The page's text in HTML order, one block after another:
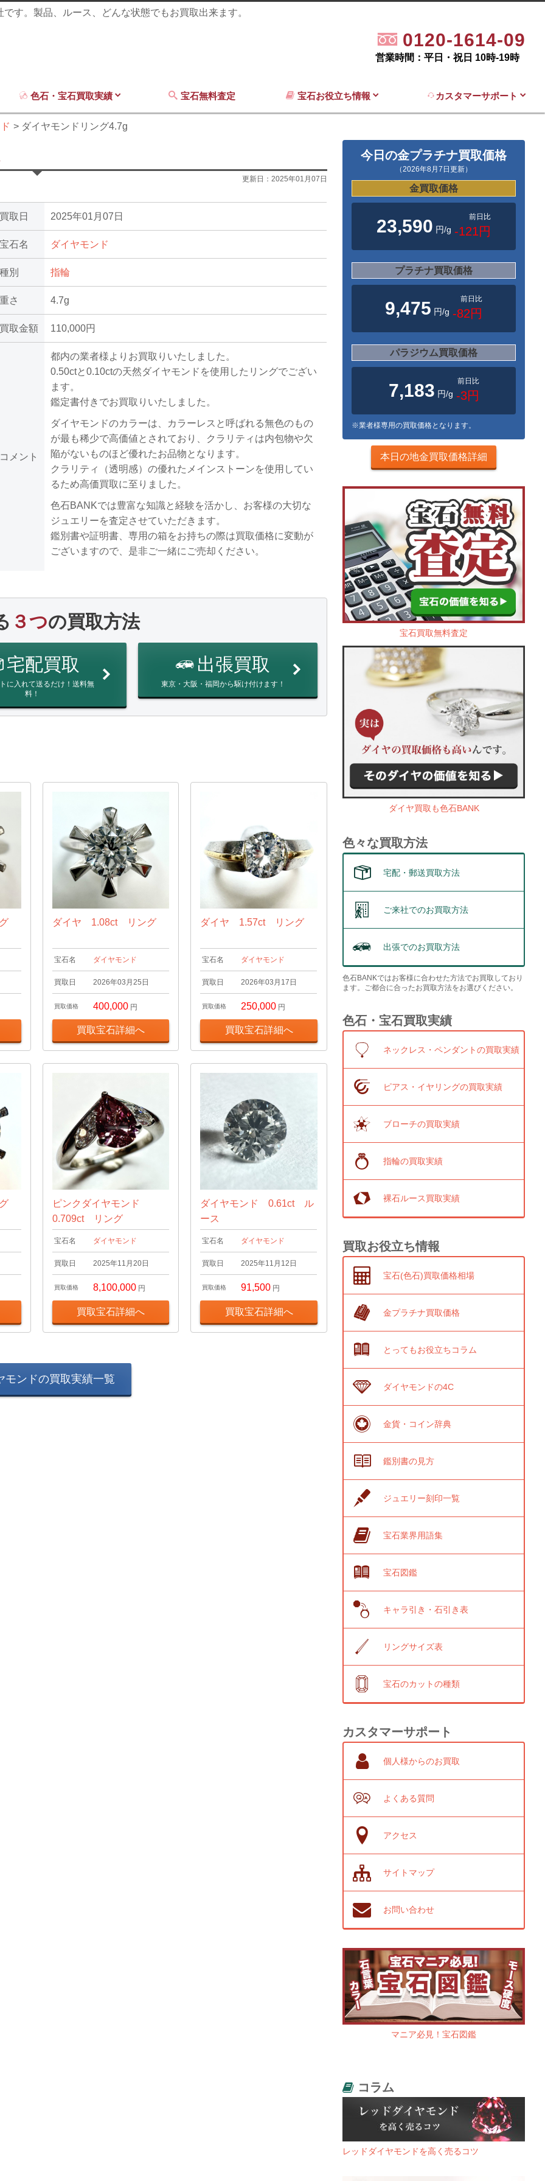
す。製品、ルース、どんな状態でもお買取出来ます。
0120-1614-09
営業時間：平日・祝日 10時-19時
色石・宝石買取実績 宝石無料査定 宝石お役立ち情報 カスタマーサポート
ダイヤモンドリング4.7g
更新日： 2025年01月07日
買取日 2025年01月07日
宝石名 ダイヤモンド
種別 指輪
重さ 4.7g
買取金額 110,000円
コメント
都内の業者様よりお買取りいたしました。
0.50ctと0.10ctの天然ダイヤモンドを使用したリングでござい
ます。
鑑定書付きでお買取りいたしました。
ダイヤモンドのカラーは、カラーレスと呼ばれる無色のもの
が最も稀少で高価値とされており、クラリティは内包物や欠
陥がないものほど優れたお品物となります。
クラリティ（透明感）の優れたメインストーンを使用してい
るため高価買取に至りました。
色石BANKでは豊富な知識と経験を活かし、お客様の大切な
ジュエリーを査定させていただきます。
鑑別書や証明書、専用の箱をお持ちの際は買取価格に変動が
ございますので、是非ご一緒にご売却ください。
３つの買取方法
宅配買取
に入れて送るだけ！送料無
料！
出張買取
東京・大阪・福岡から駆け付けます！
ダイヤ 1.08ct リング
宝石名 ダイヤモンド
買取日 2026年03月25日
買取価格 400,000 円
買取宝石詳細へ
ダイヤ 1.57ct リング
宝石名 ダイヤモンド
買取日 2026年03月17日
買取価格 250,000 円
買取宝石詳細へ
ピンクダイヤモンド
0.709ct リング
宝石名 ダイヤモンド
買取日 2025年11月20日
買取価格 8,100,000 円
買取宝石詳細へ
ダイヤモンド 0.61ct ル
ース
宝石名 ダイヤモンド
買取日 2025年11月12日
買取価格 91,500 円
買取宝石詳細へ
モンドの買取実績一覧
今日の金プラチナ買取価格
（2026年8月7日更新）
金買取価格
23,590 円/g
前日比
-121円
プラチナ買取価格
9,475 円/g
前日比
-82円
パラジウム買取価格
7,183 円/g
前日比
-3円
※業者様専用の買取価格となります。
本日の地金買取価格詳細
宝石買取無料査定
ダイヤ買取も色石BANK
色々な買取方法
宅配・郵送買取方法
ご来社でのお買取方法
出張でのお買取方法
色石BANKではお客様に合わせた方法でお買取しており
ます。ご都合に合ったお買取方法をお選びください。
色石・宝石買取実績
ネックレス・ペンダントの買取実績
ピアス・イヤリングの買取実績
ブローチの買取実績
指輪の買取実績
裸石ルース買取実績
買取お役立ち情報
宝石(色石)買取価格相場
金プラチナ買取価格
とってもお役立ちコラム
ダイヤモンドの4C
金貨・コイン辞典
鑑別書の見方
ジュエリー刻印一覧
宝石業界用語集
宝石図鑑
キャラ引き・石引き表
リングサイズ表
宝石のカットの種類
カスタマーサポート
個人様からのお買取
よくある質問
アクセス
サイトマップ
お問い合わせ
マニア必見！宝石図鑑
コラム
レッドダイヤモンドを高く売るコツ